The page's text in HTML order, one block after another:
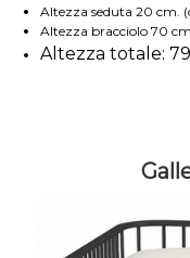
Altezza seduta 20 cm.
Altezza bracciolo 70
Altezza totale: